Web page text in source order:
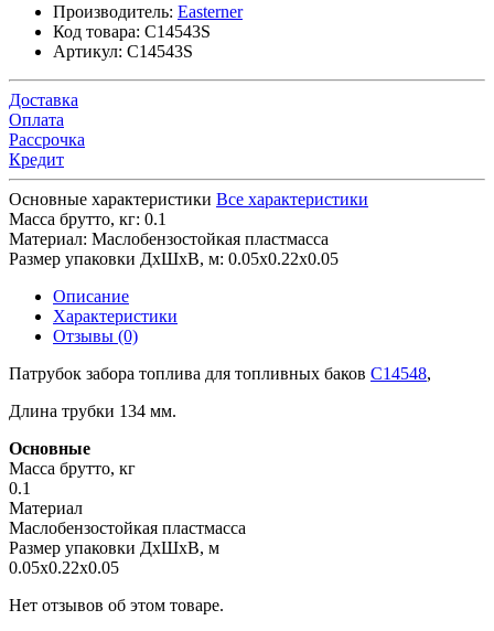
Производитель: Easterner
Код товара: C14543S
Артикул: C14543S
Доставка
Оплата
Рассрочка
Кредит
Основные характеристики Все характеристики
Масса брутто, кг: 0.1
Материал: Маслобензостойкая пластмасса
Размер упаковки ДхШхВ, м: 0.05x0.22x0.05
Описание
Характеристики
Отзывы (0)
Патрубок забора топлива для топливных баков C14548,
Длина трубки 134 мм.
Основные
Масса брутто, кг
0.1
Материал
Маслобензостойкая пластмасса
Размер упаковки ДхШхВ, м
0.05x0.22x0.05
Нет отзывов об этом товаре.